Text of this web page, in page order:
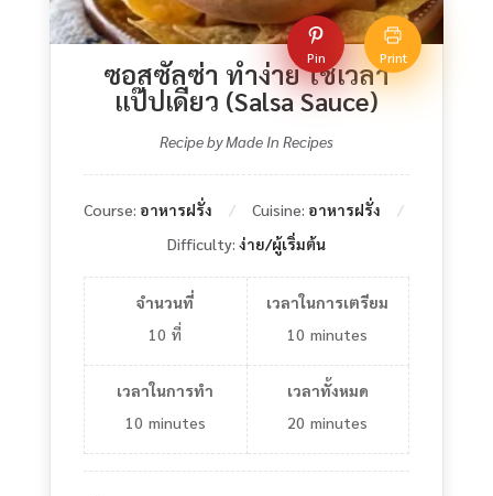
Pin Print
ซอสซัลซ่า ทำง่าย ใช้เวลา
แป๊ปเดียว (Salsa Sauce)
Recipe by Made In Recipes
Course: อาหารฝรั่ง Cuisine: อาหารฝรั่ง
Difficulty: ง่าย/ผู้เริ่มต้น
จำนวนที่
10 ที่
เวลาในการเตรียม
10 minutes
เวลาในการทำ
10 minutes
เวลาทั้งหมด
20 minutes